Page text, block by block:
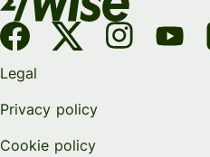
Legal
Privacy policy
Cookie policy